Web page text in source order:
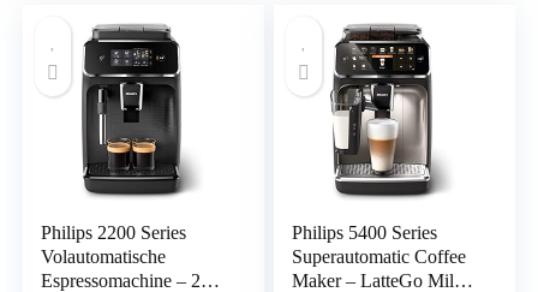
Philips 2200 Series
Volautomatische
Espressomachine – 2
Philips 5400 Series
Superautomatic Coffee
Maker – LatteGo Milk